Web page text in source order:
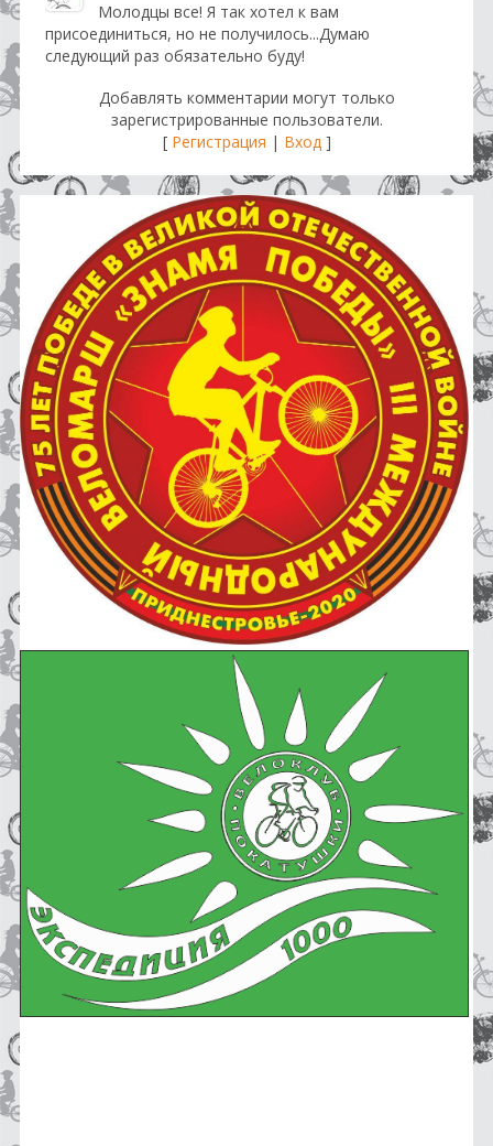
Молодцы все! Я так хотел к вам
присоединиться, но не получилось...Думаю
следующий раз обязательно буду!
Добавлять комментарии могут только
зарегистрированные пользователи.
[ Регистрация | Вход]